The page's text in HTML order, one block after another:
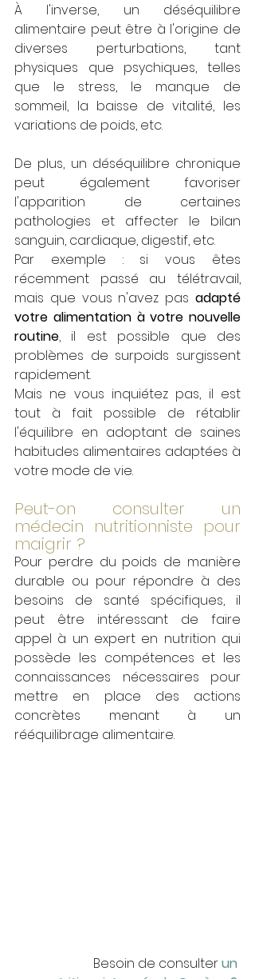
À l'inverse, un déséquilibre
alimentaire peut être à l'origine de
diverses perturbations, tant
physiques que psychiques, telles
que le stress, le manque de
sommeil, la baisse de vitalité, les
variations de poids, etc.
De plus, un déséquilibre chronique
peut également favoriser
l'apparition de certaines
pathologies et affecter le bilan
sanguin, cardiaque, digestif, etc.
Par exemple : si vous êtes
récemment passé au télétravail,
mais que vous n'avez pas adapté
votre alimentation à votre nouvelle
routine, il est possible que des
problèmes de surpoids surgissent
rapidement.
Mais ne vous inquiétez pas, il est
tout à fait possible de rétablir
l'équilibre en adoptant de saines
habitudes alimentaires adaptées à
votre mode de vie.
Peut-on consulter un
médecin nutritionniste pour
maigrir ?
Pour perdre du poids de manière
durable ou pour répondre à des
besoins de santé spécifiques, il
peut être intéressant de faire
appel à un expert en nutrition qui
possède les compétences et les
connaissances nécessaires pour
mettre en place des actions
concrètes menant à un
rééquilibrage alimentaire.
Besoin de consulter un